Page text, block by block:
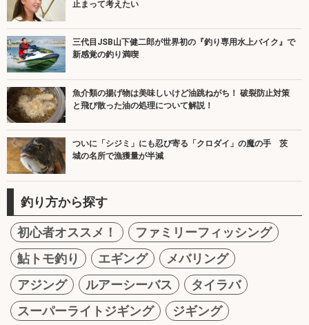
止まって考えたい
三代目JSB山下健二郎が世界初の『釣り専用水上バイク』で
新感覚の釣り満喫
魚介類の揚げ物は美味しいけど油跳ねがち！ 破裂防止対策
と飛び散った油の処理について解説！
ついに「シジミ」にも忍び寄る「クロダイ」の魔の手 茨
城の名所で漁獲量が半減
釣り方から探す
初心者オススメ！
ファミリーフィッシング
鮎トモ釣り
エギング
メバリング
アジング
ルアーシーバス
タイラバ
スーパーライトジギング
ジギング